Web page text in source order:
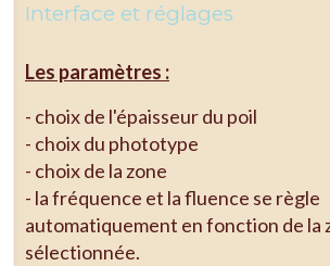
Interface et réglages
Les paramètres :
- choix de l'épaisseur du poil
- choix du phototype
- choix de la zone
- la fréquence et la fluence se règle
automatiquement en fonction de la
sélectionnée.